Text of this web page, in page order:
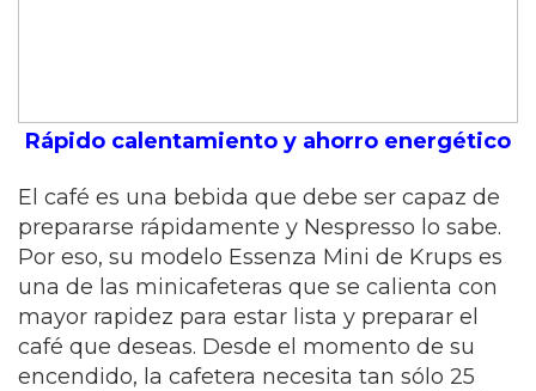
Rápido calentamiento y ahorro energético
El café es una bebida que debe ser capaz de
prepararse rápidamente y Nespresso lo sabe.
Por eso, su modelo Essenza Mini de Krups es
una de las minicafeteras que se calienta con
mayor rapidez para estar lista y preparar el
café que deseas. Desde el momento de su
encendido, la cafetera necesita tan sólo 25